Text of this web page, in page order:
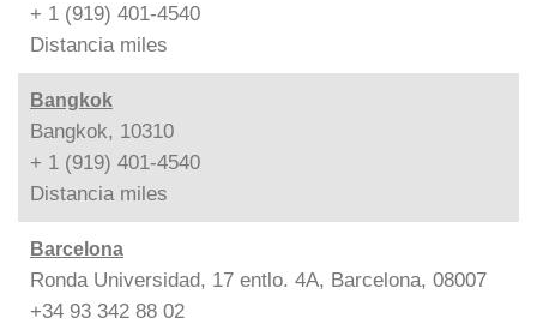
+ 1 (919) 401-4540
Distancia miles
Bangkok
Bangkok, 10310
+ 1 (919) 401-4540
Distancia miles
Barcelona
Ronda Universidad, 17 entlo. 4A, Barcelona, 08007
+34 93 342 88 02